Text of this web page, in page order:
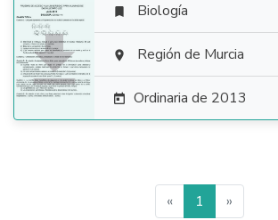

 Biología
 Región de Murcia
 Ordinaria de 2013
« 1 »